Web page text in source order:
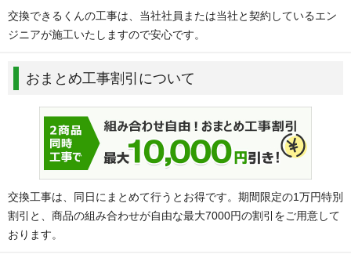
交換できるくんの工事は、当社社員または当社と契約しているエン
ジニアが施工いたしますので安心です。
おまとめ工事割引について
交換工事は、同日にまとめて行うとお得です。期間限定の1万円特別
割引と、商品の組み合わせが自由な最大7000円の割引をご用意して
おります。